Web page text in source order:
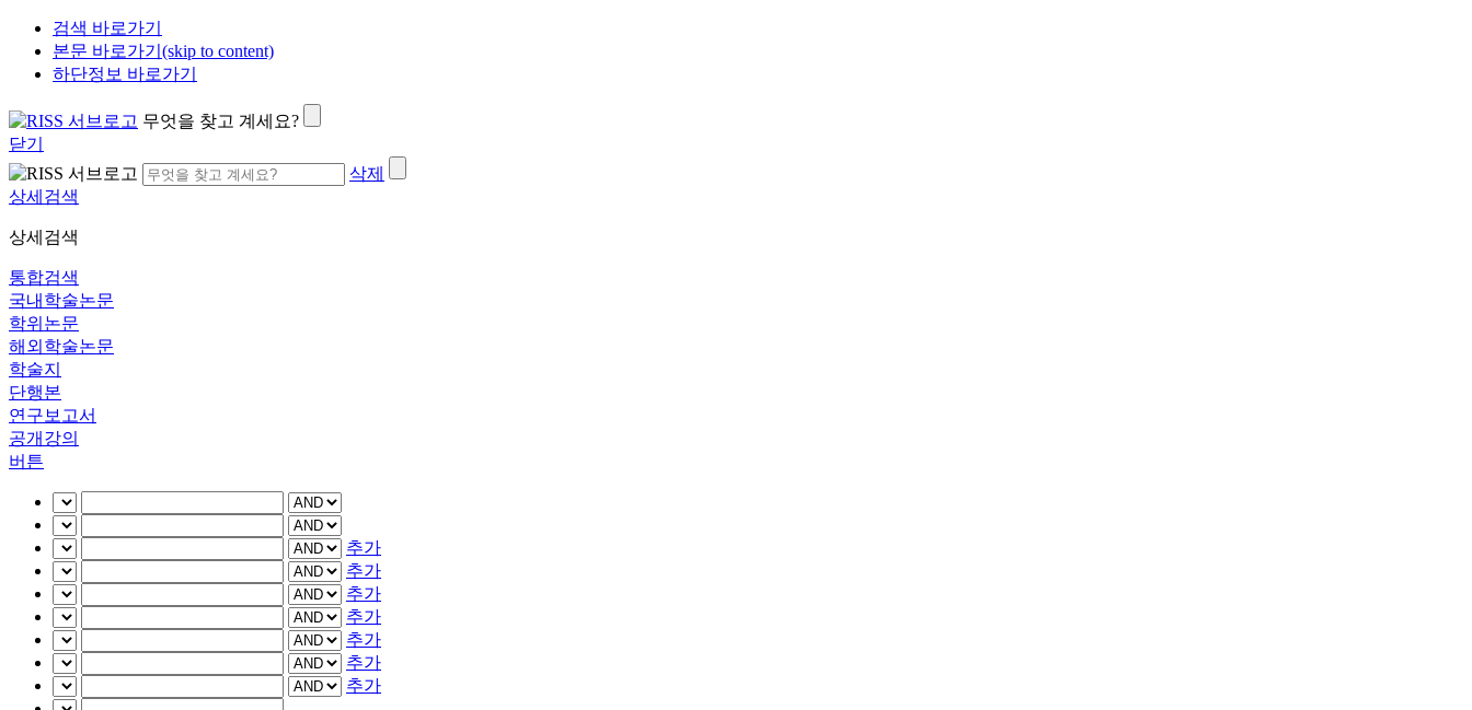
검색 바로가기
본문 바로가기(skip to content)
하단정보 바로가기
무엇을 찾고 계세요?
닫기
삭제
상세검색
상세검색
통합검색
국내학술논문
학위논문
해외학술논문
학술지
단행본
연구보고서
공개강의
버튼
추가
추가
추가
추가
추가
추가
추가